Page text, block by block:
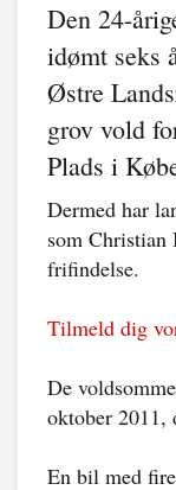
Den 24-
idømt seks
Østre
grov vold
Plads i
Dermed har
som Christian
frifindelse.
Tilmeld dig
De
oktober 2011,
En bil med